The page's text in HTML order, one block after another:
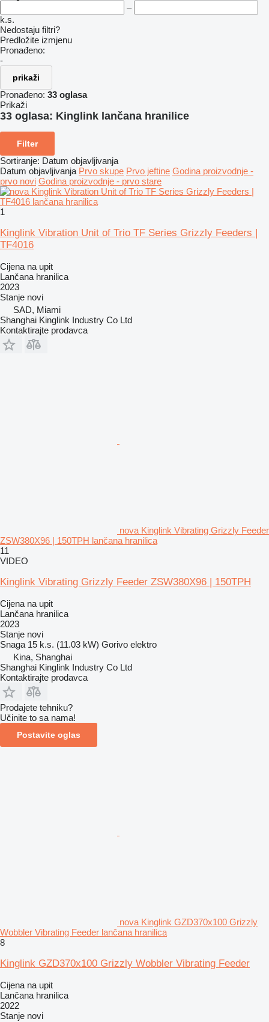
–
k.s.
Nedostaju filtri?
Predložite izmjenu
Pronađeno:
-
prikaži
Pronađeno: 33 oglasa
Prikaži
33 oglasa: Kinglink lančana hranilice
Filter
Sortiranje: Datum objavljivanja
Datum objavljivanja Prvo skupe Prvo jeftine Godina proizvodnje -
prvo novi Godina proizvodnje - prvo stare
1
Kinglink Vibration Unit of Trio TF Series Grizzly Feeders |
TF4016
Cijena na upit
Lančana hranilica
2023
Stanje novi
SAD, Miami
Shanghai Kinglink Industry Co Ltd
Kontaktirajte prodavca
nova Kinglink Vibrating Grizzly Feeder
ZSW380X96 | 150TPH lančana hranilica
11
VIDEO
Kinglink Vibrating Grizzly Feeder ZSW380X96 | 150TPH
Cijena na upit
Lančana hranilica
2023
Stanje novi
Snaga 15 k.s. (11.03 kW) Gorivo elektro
Kina, Shanghai
Shanghai Kinglink Industry Co Ltd
Kontaktirajte prodavca
Prodajete tehniku?
Učinite to sa nama!
Postavite oglas
nova Kinglink GZD370x100 Grizzly
Wobbler Vibrating Feeder lančana hranilica
8
Kinglink GZD370x100 Grizzly Wobbler Vibrating Feeder
Cijena na upit
Lančana hranilica
2022
Stanje novi